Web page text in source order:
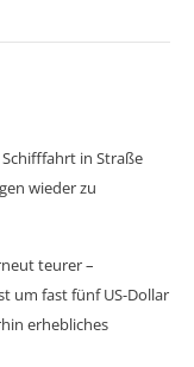
in Straße
wieder zu
teurer –
um fast fünf US-Dollar
erhebliches